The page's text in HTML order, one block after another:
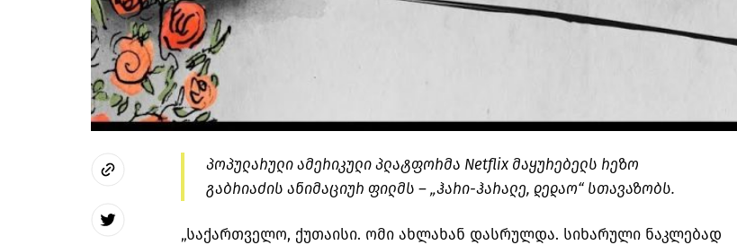
პოპულარული ამერიკული პლატფორმა Netflix მაყურებელს რეზო
გაბრიაძის ანიმაციურ ფილმს – „ჰარი-ჰარალე, დედაო“ სთავაზობს.
„საქართველო, ქუთაისი. ომი ახლახან დასრულდა. სიხარული ნაკლებად